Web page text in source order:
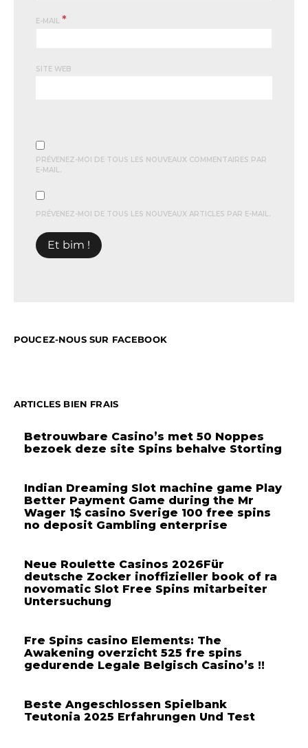
E-MAIL *
SITE WEB
PRÉVENEZ-MOI DE TOUS LES NOUVEAUX COMMENTAIRES PAR
E-MAIL.
PRÉVENEZ-MOI DE TOUS LES NOUVEAUX ARTICLES PAR E-MAIL.
POUCEZ-NOUS SUR FACEBOOK
ARTICLES BIEN FRAIS
Betrouwbare Casino’s met 50 Noppes
bezoek deze site Spins behalve Storting
Indian Dreaming Slot machine game Play
Better Payment Game during the Mr
Wager 1$ casino Sverige 100 free spins
no deposit Gambling enterprise
Neue Roulette Casinos 2026Für
deutsche Zocker inoffizieller book of ra
novomatic Slot Free Spins mitarbeiter
Untersuchung
Fre Spins casino Elements: The
Awakening overzicht 525 fre spins
gedurende Legale Belgisch Casino’s !!
Beste Angeschlossen Spielbank
Teutonia 2025 Erfahrungen Und Test